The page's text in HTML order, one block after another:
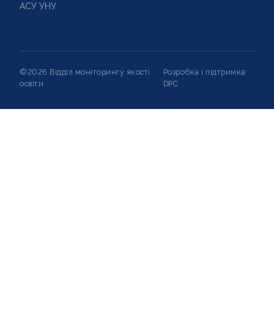
АСУ УНУ
©2026 Відділ моніторингу якості
освіти
Розробка і підтримка
DPC